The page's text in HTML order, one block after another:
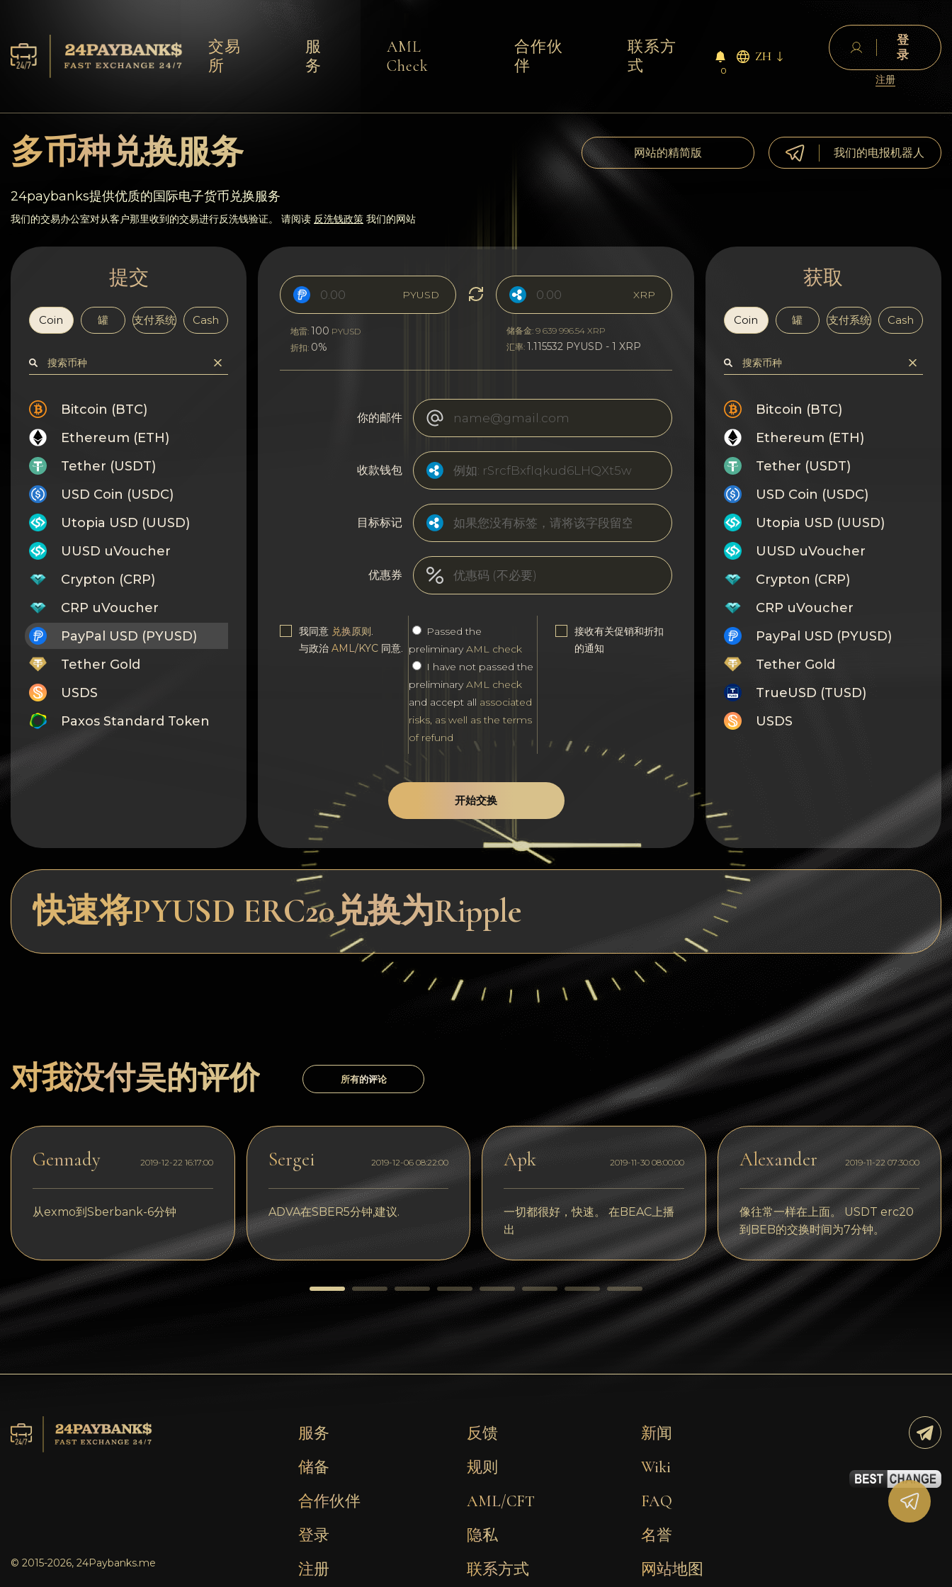
储备
合作伙伴
反馈
规则
AML/CFT
隐私
联系方式
Wiki
FAQ
名誉
网站地图
交易
所
服
务
AML
Check
合作伙
伴
联系方
式
0
ZH
登
录
注册
多币种兑换服务 网站的精简版 我们的电报机器人
24paybanks提供优质的国际电子货币兑换服务
我们的交易办公室对从客户那里收到的交易进行反洗钱验证。 请阅读 反洗钱政策 我们的网站
提交
Coin 罐 支付系统 Cash
Bitcoin (BTC)
Ethereum (ETH)
Tether (USDT)
USD Coin (USDC)
Utopia USD (UUSD)
UUSD uVoucher
Crypton (CRP)
CRP uVoucher
PayPal USD (PYUSD)
Tether Gold
USDS
Paxos Standard Token
Monero
BNB BEP20
Stellar
Polygon (POL)
Ethereum classic (ETC)
Bitcoin SV (BSV)
Cosmos (ATOM)
Tezos
Avalanche (AVAX)
Jupiter (JUP)
PYUSD
地雷: 100 PYUSD
折扣: 0%
XRP
储备金: 9 639 996.54 XRP
汇率: 1.115532 PYUSD - 1 XRP
你的邮件
收款钱包
目标标记
优惠券
我同意 兑换原则.
与政治AML/KYC 同意.
Passed the
preliminaryAML check
I have not passed the
preliminaryAML check
and accept all associated
risks, as well as the terms
of refund
接收有关促销和折扣
的通知
开始交换
获取
Coin 罐 支付系统 Cash
Bitcoin (BTC)
Ethereum (ETH)
Tether (USDT)
USD Coin (USDC)
Utopia USD (UUSD)
UUSD uVoucher
Crypton (CRP)
CRP uVoucher
PayPal USD (PYUSD)
Tether Gold
TrueUSD (TUSD)
USDS
Notcoin (NOT)
BNB BEP20
Solana
Polygon (POL)
Ethereum classic (ETC)
Cardano (ADA)
Bitcoin Cash
Bitcoin SV (BSV)
Arbitrum
Optimism (OP)
Cosmos (ATOM)
Tezos
Jupiter (JUP)
快速将PYUSD ERC20兑换为Ripple
对我没付吴的评价 所有的评论
Gennady 2019-12-22 16:17:00
从exmo到Sberbank-6分钟
Sergei 2019-12-06 08:22:00
ADVA在SBER5分钟,建议.
Apk 2019-11-30 08:00:00
一切都很好，快速。 在BEAC上播
出
Alexander 2019-11-22 07:30:00
像往常一样在上面。 USDT erc20
到BEB的交换时间为7分钟。
服务
储备
合作伙伴
登录
注册
反馈
规则
AML/CFT
隐私
联系方式
新闻
Wiki
FAQ
名誉
网站地图
© 2015-2026, 24Paybanks.me